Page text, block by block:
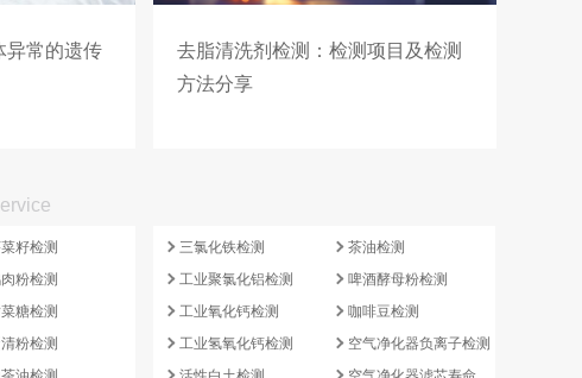
异常的遗传
去脂清洗剂检测：检测项目及检测
方法分享
籽检测
粉检测
糖检测
粉检测
三氯化铁检测
工业聚氯化铝检测
工业氧化钙检测
工业氢氧化钙检测
茶油检测
啤酒酵母粉检测
咖啡豆检测
空气净化器负离子检测